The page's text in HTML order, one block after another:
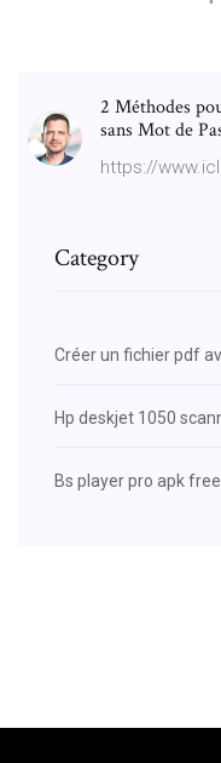
2 Méthodes
sans Mot de
https://
Category
Créer un fichier pdf
Hp deskjet 1050
Bs player pro apk free